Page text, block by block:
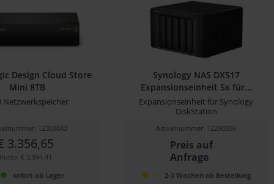
Design Cloud Store
Mini 8TB
Netzwerkspeicher
12303043
3.356,65
€ 3.994,41
sofort ab Lager
Synology NAS DX517
Expansionseinheit 5x für...
Expansionseinheit für Synology
DiskStation
Artikelnummer: 12290356
Preis auf
Anfrage
2-3 Wochen ab Bestellung